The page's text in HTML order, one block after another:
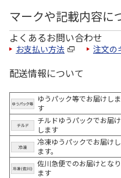
マークや記載内容に
よくあるお問い合わせ
お支払い方法 注文の
配送情報について
ゆうパック等でお届けしま
す
チルドゆうパックでお届け
します
冷凍ゆうパックでお届けし
ます。
佐川急便でのお届けとなり
ます